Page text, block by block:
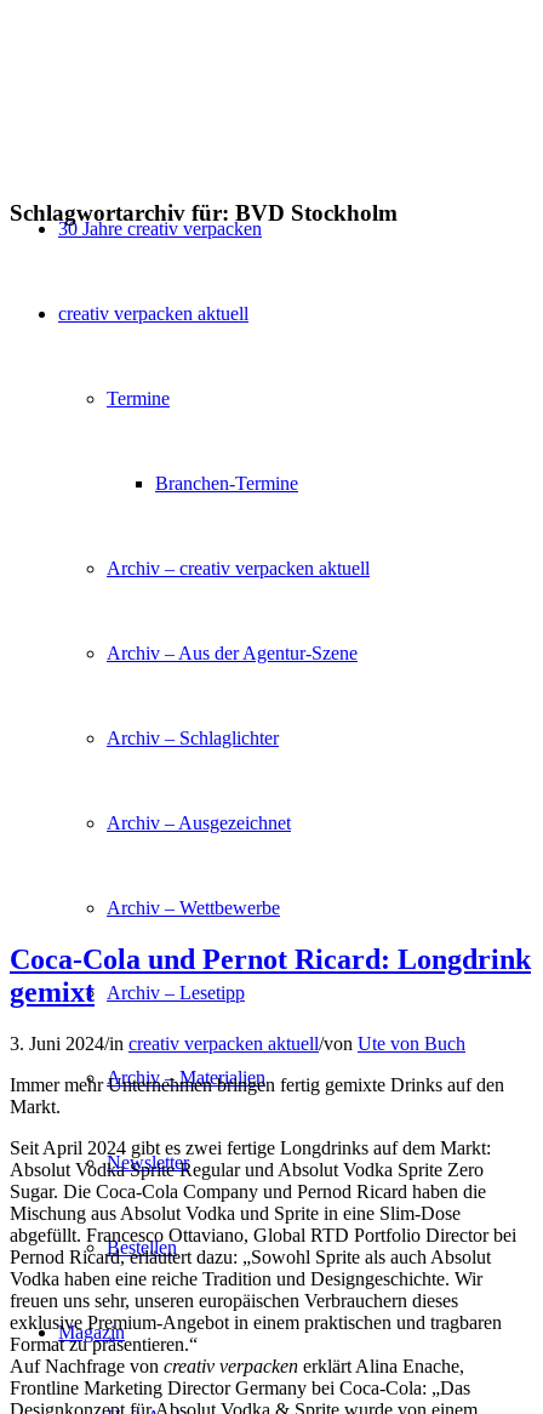
30 Jahre creativ verpacken
creativ verpacken aktuell
Termine
Branchen-Termine
Archiv – creativ verpacken aktuell
Archiv – Aus der Agentur-Szene
Archiv – Schlaglichter
Archiv – Ausgezeichnet
Archiv – Wettbewerbe
Archiv – Lesetipp
Archiv – Materialien
Newsletter
Bestellen
Magazin
Schlagwortarchiv für: BVD Stockholm
Coca-Cola und Pernot Ricard: Longdrink
gemixt
3. Juni 2024/in creativ verpacken aktuell/von Ute von Buch
Immer mehr Unternehmen bringen fertig gemixte Drinks auf den
Markt.
Seit April 2024 gibt es zwei fertige Longdrinks auf dem Markt:
Absolut Vodka Sprite Regular und Absolut Vodka Sprite Zero
Sugar. Die Coca-Cola Company und Pernod Ricard haben die
Mischung aus Absolut Vodka und Sprite in eine Slim-Dose
abgefüllt. Francesco Ottaviano, Global RTD Portfolio Director bei
Pernod Ricard, erläutert dazu: „Sowohl Sprite als auch Absolut
Vodka haben eine reiche Tradition und Designgeschichte. Wir
freuen uns sehr, unseren europäischen Verbrauchern dieses
exklusive Premium-Angebot in einem praktischen und tragbaren
Format zu präsentieren.“
Auf Nachfrage von creativ verpacken erklärt Alina Enache,
Frontline Marketing Director Germany bei Coca-Cola: „Das
Designkonzept für Absolut Vodka & Sprite wurde von einem